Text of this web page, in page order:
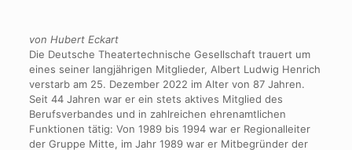
von Hubert Eckart
Die Deutsche Theatertechnische Gesellschaft trauert um
eines seiner langjährigen Mitglieder, Albert Ludwig Henrich
verstarb am 25. Dezember 2022 im Alter von 87 Jahren.
Seit 44 Jahren war er ein stets aktives Mitglied des
Berufsverbandes und in zahlreichen ehrenamtlichen
Funktionen tätig: Von 1989 bis 1994 war er Regionalleiter
der Gruppe Mitte, im Jahr 1989 war er Mitbegründer der